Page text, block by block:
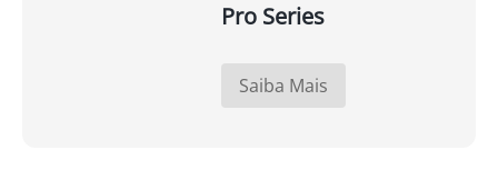
Pro Series
Saiba Mais